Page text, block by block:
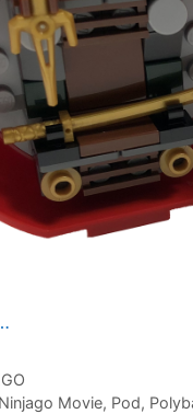
Ninjago Movie, Pod,